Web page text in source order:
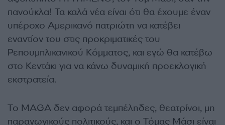
πανούκλα! Τα καλά νέα είναι ότι θα έχουμε έναν
υπέροχο Αμερικανό πατριώτη να κατέβει
εναντίον του στις προκριματικές του
Ρεπουμπλικανικού Κόμματος, και εγώ θα κατέβω
στο Κεντάκι για να κάνω δυναμική προεκλογική
εκστρατεία.
Το MAGA δεν αφορά τεμπέληδες, θεατρίνοι, μη
παραγωγικούς πολιτικούς, και ο Τόμας Μάσι είναι